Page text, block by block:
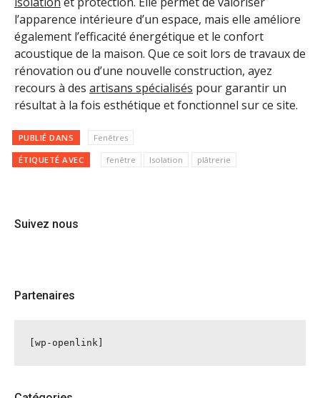
l’apparence intérieure d’un espace, mais elle améliore
également l’efficacité énergétique et le confort
acoustique de la maison. Que ce soit lors de travaux de
rénovation ou d’une nouvelle construction, ayez
recours à des artisans spécialisés pour garantir un
résultat à la fois esthétique et fonctionnel sur ce site.
PUBLIÉ DANS Fenêtres
ÉTIQUETÉ AVEC fenêtre Isolation plâtrerie
Suivez nous
Partenaires
[wp-openlink]